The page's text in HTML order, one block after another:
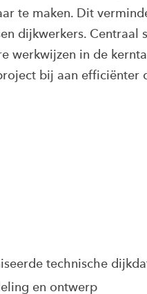
te maken. Dit
dijkwerkers. Centraal
werkwijzen in de
bij aan efficiënter
technische
en ontwerp